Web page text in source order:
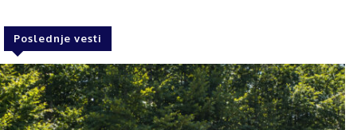
Poslednje vesti